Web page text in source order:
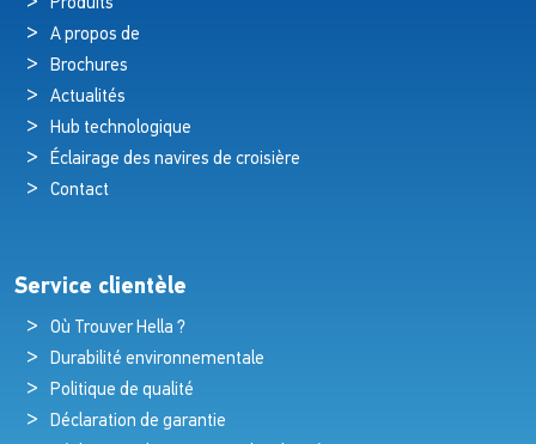
Produits
A propos de
Brochures
Actualités
Hub technologique
Éclairage des navires de croisière
Contact
Service clientèle
Où Trouver Hella ?
Durabilité environnementale
Politique de qualité
Déclaration de garantie